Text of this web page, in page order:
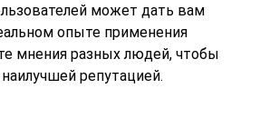
может дать вам
опыте применения
мнения разных людей, чтобы
репутацией.